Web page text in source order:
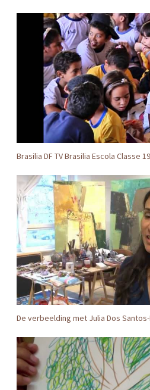
Brasilia DF TV Brasilia Escola Classe
De verbeelding met Julia Dos